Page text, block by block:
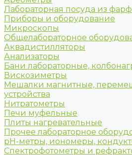
Лабораторная посуда из
Приборы и оборудование
Микроскопы
Общелабораторное
Аквадистилляторы
Анализаторы
Бани лабораторные,
Вискозиметры
Мешалки магнитные,
устройства
Нитратометры
Печи муфельные
Плиты нагревательные
Прочее лабораторное
рН-метры, иономеры,
Спектрофотометры и